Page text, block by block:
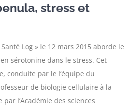
stress et
Log » le 12 mars 2015 aborde le
sérotonine dans le stress. Cet
conduite par le l’équipe du
de biologie cellulaire à la
l’Académie des sciences